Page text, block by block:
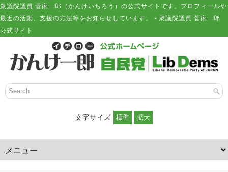
衆議院議員 菅家一郎（かんけいちろう）の公式サイトです。プロフィールや
最近の活動、支援の方法等をお知らせしています。 - 衆議院議員 菅家一郎
公式サイト
文字サイズ